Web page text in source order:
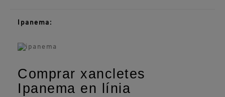
Ipanema:
Comprar xancletes
Ipanema en línia